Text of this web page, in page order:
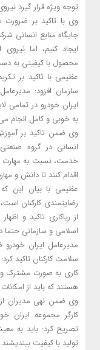
توجه ویژه قرار گیرد
وی با تاکید بر ضرورت
جایگاه منابع انسانی
ایجاد کنیم، اما
محصول با کیفیتی به
عظیمی با تاکید بر
سازمان افزود:
ایران خودرو در تمامی
به خوبی و کامل انجام
وی ضمن تاکید بر
انسانی در گروه
خدمت، نسبت به مهارت
اقدام کنند تا دانش و
عظیمی با بیان این
رضایتمندی کارکنان
از ریاکاری تاکید و
اسلامی و سازمانی حتما
مدیرعامل ایران
سلامت کارکنان تاکید
کاری به صورت مشترک و
هستند که باید از امکانات
وی ضمن نهی مدیران از
کارگر مجموعه ایران
تصریح کرد: باید به
تولید با کیفیت بیندیشند.